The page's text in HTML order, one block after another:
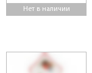
Нет в наличии